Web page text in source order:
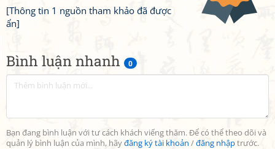
Bình luận nhanh 0
Bạn đang bình luận với tư cách khách viếng thăm. Để có thể theo dõi và
quản lý bình luận của mình, hãyđăng ký tài khoản /đăng nhậptrước.
[Thông tin 1 nguồn tham khảo đã được
ẩn]